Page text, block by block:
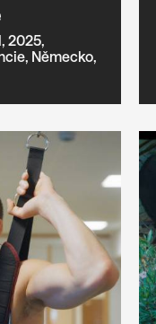
2025,
Německo,